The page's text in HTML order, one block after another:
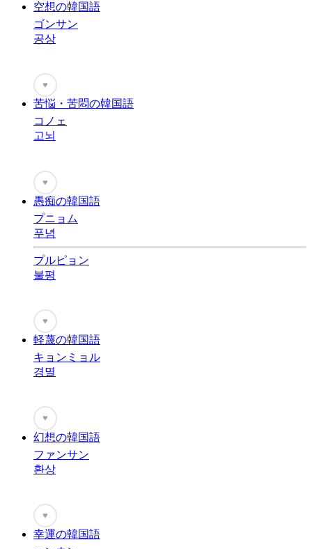
空想の韓国語
ゴンサン
공상
♥
苦悩・苦悶の韓国語
コノェ
고뇌
♥
愚痴の韓国語
プニョム
푸념
プルピョン
불평
♥
軽蔑の韓国語
キョンミョル
경멸
♥
幻想の韓国語
ファンサン
환상
♥
幸運の韓国語